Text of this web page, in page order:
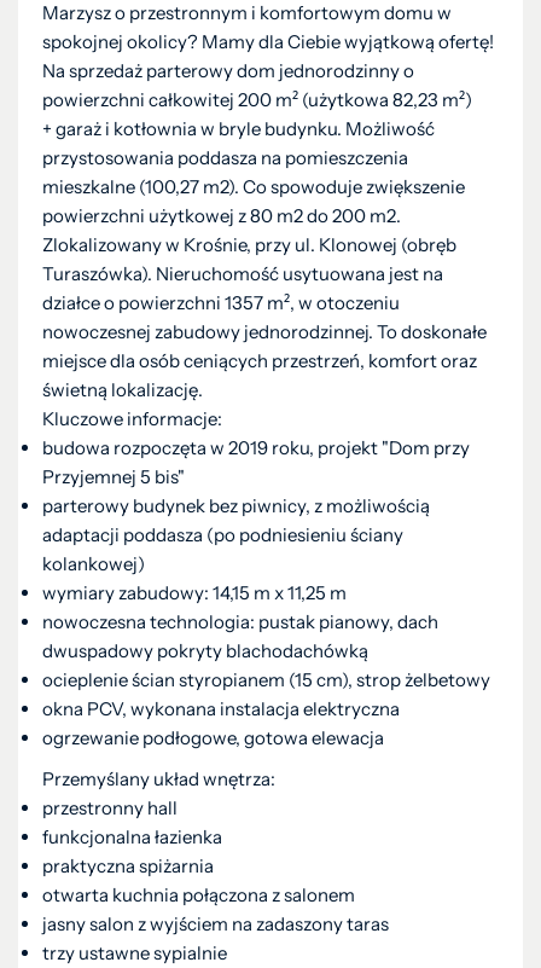
Marzysz o przestronnym i komfortowym domu w
spokojnej okolicy? Mamy dla Ciebie wyjątkową ofertę!
Na sprzedaż parterowy dom jednorodzinny o
powierzchni całkowitej 200 m² (użytkowa 82,23 m²)
+ garaż i kotłownia w bryle budynku. Możliwość
przystosowania poddasza na pomieszczenia
mieszkalne (100,27 m2). Co spowoduje zwiększenie
powierzchni użytkowej z 80 m2 do 200 m2.
Zlokalizowany w Krośnie, przy ul. Klonowej (obręb
Turaszówka). Nieruchomość usytuowana jest na
działce o powierzchni 1357 m², w otoczeniu
nowoczesnej zabudowy jednorodzinnej. To doskonałe
miejsce dla osób ceniących przestrzeń, komfort oraz
świetną lokalizację.
Kluczowe informacje:
budowa rozpoczęta w 2019 roku, projekt "Dom przy
Przyjemnej 5 bis"
parterowy budynek bez piwnicy, z możliwością
adaptacji poddasza (po podniesieniu ściany
kolankowej)
wymiary zabudowy: 14,15 m x 11,25 m
nowoczesna technologia: pustak pianowy, dach
dwuspadowy pokryty blachodachówką
ocieplenie ścian styropianem (15 cm), strop żelbetowy
okna PCV, wykonana instalacja elektryczna
ogrzewanie podłogowe, gotowa elewacja
Przemyślany układ wnętrza:
przestronny hall
funkcjonalna łazienka
praktyczna spiżarnia
otwarta kuchnia połączona z salonem
jasny salon z wyjściem na zadaszony taras
trzy ustawne sypialnie